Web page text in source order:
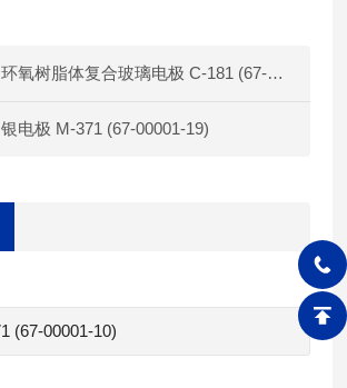
环氧树脂体复合玻璃电极 C-181 (67-00001-03)
银电极 M-371 (67-00001-19)